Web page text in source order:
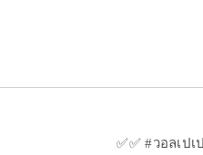
✅✅ #วอลเป